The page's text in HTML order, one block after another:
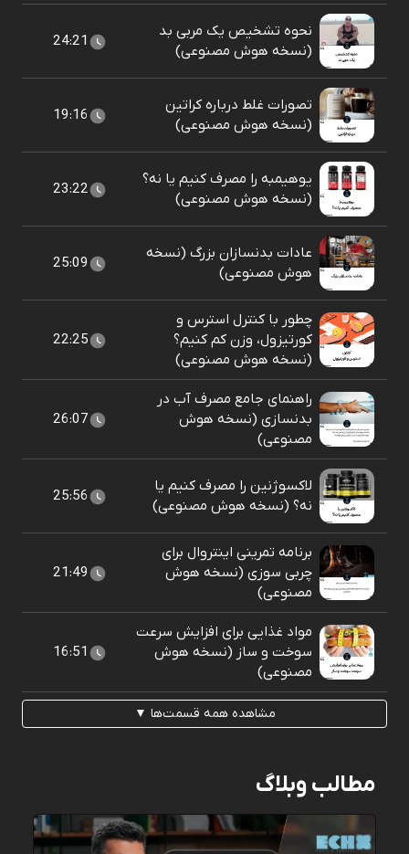
نحوه تشخیص یک مربی بد
(نسخه هوش مصنوعی)
24:21
تصورات غلط درباره کراتین
(نسخه هوش مصنوعی)
19:16
یوهیمبه را مصرف کنیم یا نه؟
(نسخه هوش مصنوعی)
23:22
عادات بدنسازان بزرگ (نسخه
هوش مصنوعی)
25:09
چطور با کنترل استرس و
کورتیزول، وزن کم کنیم؟
(نسخه هوش مصنوعی)
22:25
راهنمای جامع مصرف آب در
بدنسازی (نسخه هوش
مصنوعی)
26:07
لاکسوژنین را مصرف کنیم یا
نه؟ (نسخه هوش مصنوعی)
25:56
برنامه تمرینی اینتروال برای
چربی سوزی (نسخه هوش
مصنوعی)
21:49
مواد غذایی برای افزایش سرعت
سوخت و ساز (نسخه هوش
مصنوعی)
16:51
مشاهده همه قسمت‌ها ▼
مطالب وبلاگ